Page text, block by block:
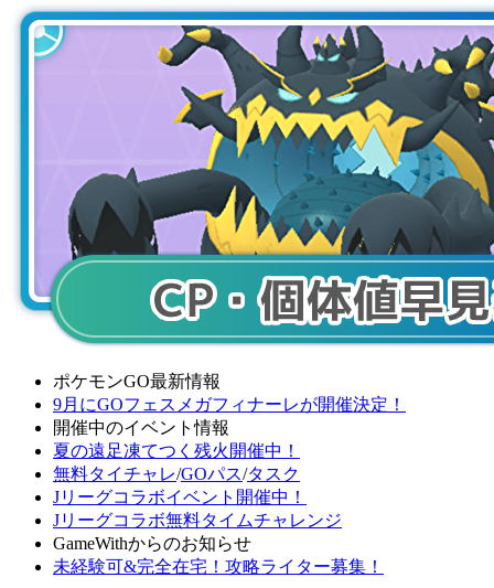
ポケモンGO最新情報
9月にGOフェスメガフィナーレが開催決定！
開催中のイベント情報
夏の遠足凍てつく残火開催中！
無料タイチャレ/GOパス/タスク
Jリーグコラボイベント開催中！
Jリーグコラボ無料タイムチャレンジ
GameWithからのお知らせ
未経験可&完全在宅！攻略ライター募集！